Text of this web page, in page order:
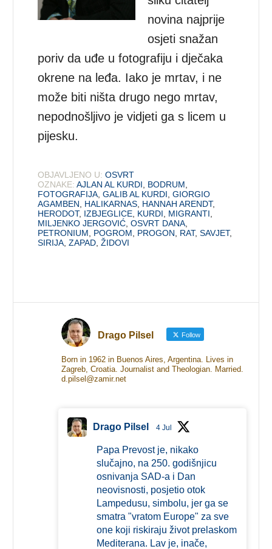
novina najprije
osjeti snažan
poriv da uđe u fotografiju i dječaka
okrene na leđa. Iako je mrtav, i ne
može biti ništa drugo nego mrtav,
nepodnošljivo je vidjeti ga s licem u
pijesku.
OBJAVLJENO U: OSVRT
OZNAKE: AJLAN AL KURDI BODRUM
FOTOGRAFIJA ,GALIB AL KURDI ,GIORGIO
AGAMBEN
HALIKARNAS HANNAH ARENDT,
HERODOT, IZBJEGLICE KURDI MIGRANTI
MILJENKO JERGOVIĆ ,OSVRT DANA
PETRONIUM
POGROM PROGON RAT,SAVJET,
SIRIJA ,ZAPAD ,ŽIDOVI
Drago Pilsel Follow
Born in 1962 in Buenos Aires, Argentina. Lives in
Zagreb, Croatia. Journalist and Theologian. Married.
d.pilsel@zamir.net
Drago Pilsel 4 Jul
Papa Prevost je, nikako
slučajno, na 250. godišnjicu
osnivanja SAD-a i Dan
neovisnosti, posjetio otok
Lampedusu, simbolu, jer ga se
smatra "vratom Europe" za sve
one koji riskiraju život prelaskom
Mediterana. Lav je, inače,